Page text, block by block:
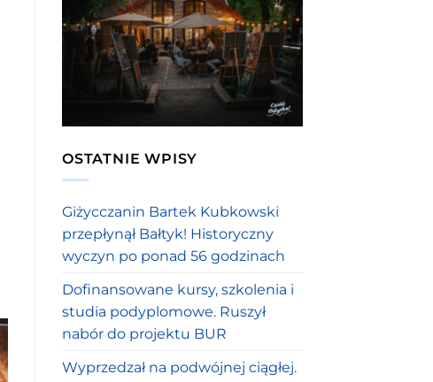
OSTATNIE WPISY
Giżycczanin Bartek Kubkowski
przepłynął Bałtyk! Historyczny
wyczyn po ponad 56 godzinach
Dofinansowane kursy, szkolenia i
studia podyplomowe. Ruszył
nabór do projektu BUR
Wyprzedzał na podwójnej ciągłej.